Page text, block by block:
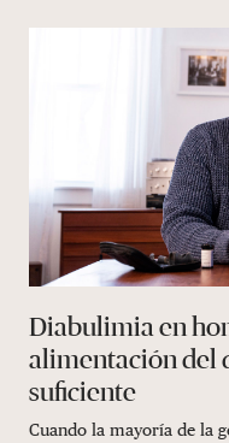
Diabulimia en
alimentación del
suficiente
Cuando la mayoría de la